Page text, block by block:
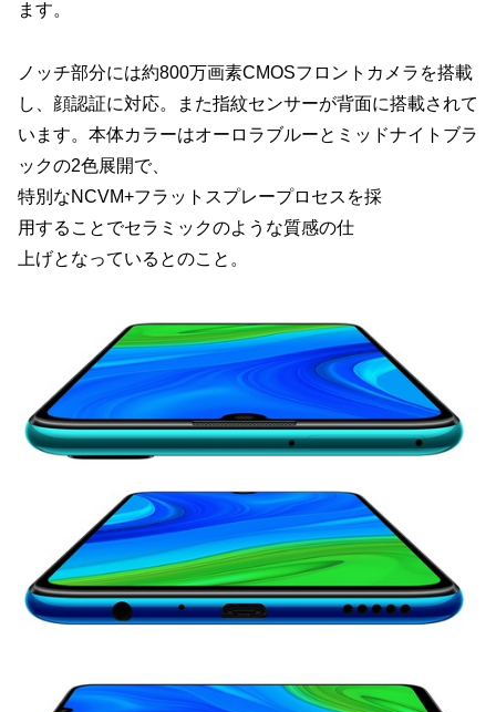
ます。
ノッチ部分には約800万画素CMOSフロントカメラを搭載
し、顔認証に対応。また指紋センサーが背面に搭載されて
います。本体カラーはオーロラブルーとミッドナイトブラ
ックの2色展開で、
特別なNCVM+フラットスプレープロセスを採
用することでセラミックのような質感の仕
上げとなっているとのこと。